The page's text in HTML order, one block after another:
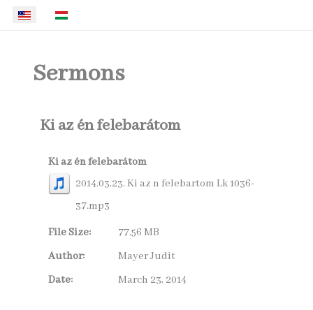
Select your language
Sermons
Ki az én felebarátom
Ki az én felebarátom
2014.03.23. Ki az n felebartom Lk 1036-
37.mp3
File Size:
77.56 MB
Author:
Mayer Judit
Date:
March 23, 2014